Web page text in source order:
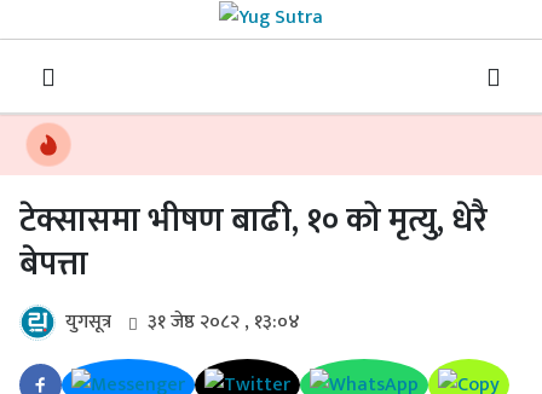
टेक्सासमा भीषण बाढी, १० को मृत्यु, धेरै
बेपत्ता
युगसूत्र ३१ जेष्ठ २०८२ , १३:०४